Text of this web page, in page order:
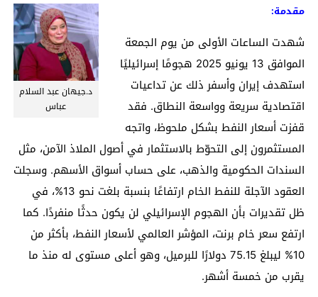
د.جيهان عبد السلام
عباس
مقدمة:
شهدت الساعات الأولى من يوم الجمعة
الموافق 13 يونيو 2025 هجومًا إسرائيليًا
استهدف إيران وأسفر ذلك عن تداعيات
اقتصادية سريعة وواسعة النطاق. فقد
قفزت أسعار النفط بشكل ملحوظ، واتجه
المستثمرون إلى التحوّط بالاستثمار في أصول الملاذ الآمن، مثل
السندات الحكومية والذهب، على حساب أسواق الأسهم. وسجلت
العقود الآجلة للنفط الخام ارتفاعًا بنسبة بلغت نحو 13%، في
ظل تقديرات بأن الهجوم الإسرائيلي لن يكون حدثًا منفردًا. كما
ارتفع سعر خام برنت، المؤشر العالمي لأسعار النفط، بأكثر من
10% ليبلغ 75.15 دولارًا للبرميل، وهو أعلى مستوى له منذ ما
يقرب من خمسة أشهر.